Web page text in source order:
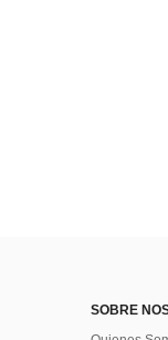
SOBRE